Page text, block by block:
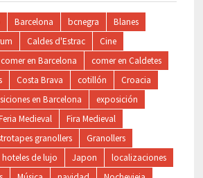
Barcelona bcnegra
Blanes
Caldes d'Estrac
Cine
comer en Barcelona
comer en Caldetes
Costa Brava cotillón
Croacia
en Barcelona
exposición
Medieval
Fira Medieval
granollers
Granollers
hoteles de lujo Japon
localizaciones